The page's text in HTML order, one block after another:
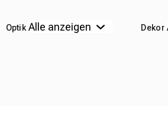
Optik Dekor